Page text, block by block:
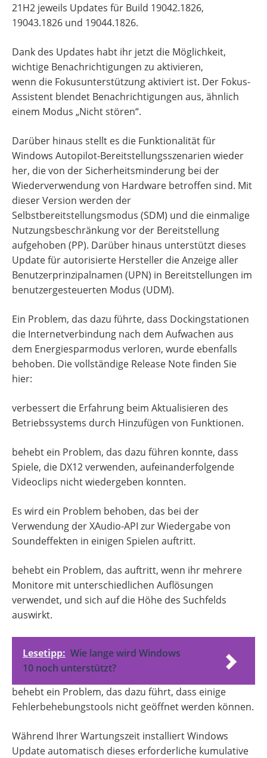
21H2 jeweils Updates für Build 19042.1826,
19043.1826 und 19044.1826.
Dank des Updates habt ihr jetzt die Möglichkeit,
wichtige Benachrichtigungen zu aktivieren,
wenn die Fokusunterstützung aktiviert ist. Der Fokus-
Assistent blendet Benachrichtigungen aus, ähnlich
einem Modus „Nicht stören“.
Darüber hinaus stellt es die Funktionalität für
Windows Autopilot-Bereitstellungsszenarien wieder
her, die von der Sicherheitsminderung bei der
Wiederverwendung von Hardware betroffen sind. Mit
dieser Version werden der
Selbstbereitstellungsmodus (SDM) und die einmalige
Nutzungsbeschränkung vor der Bereitstellung
aufgehoben (PP). Darüber hinaus unterstützt dieses
Update für autorisierte Hersteller die Anzeige aller
Benutzerprinzipalnamen (UPN) in Bereitstellungen im
benutzergesteuerten Modus (UDM).
Ein Problem, das dazu führte, dass Dockingstationen
die Internetverbindung nach dem Aufwachen aus
dem Energiesparmodus verloren, wurde ebenfalls
behoben. Die vollständige Release Note finden Sie
hier:
verbessert die Erfahrung beim Aktualisieren des
Betriebssystems durch Hinzufügen von Funktionen.
behebt ein Problem, das dazu führen konnte, dass
Spiele, die DX12 verwenden, aufeinanderfolgende
Videoclips nicht wiedergeben konnten.
Es wird ein Problem behoben, das bei der
Verwendung der XAudio-API zur Wiedergabe von
Soundeffekten in einigen Spielen auftritt.
behebt ein Problem, das auftritt, wenn ihr mehrere
Monitore mit unterschiedlichen Auflösungen
verwendet, und sich auf die Höhe des Suchfelds
auswirkt.
Lesetipp: Wie lange wird Windows
10 noch unterstützt?
behebt ein Problem, das dazu führt, dass einige
Fehlerbehebungstools nicht geöffnet werden können.
Während Ihrer Wartungszeit installiert Windows
Update automatisch dieses erforderliche kumulative